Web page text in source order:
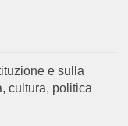
e sulla
cultura, politica